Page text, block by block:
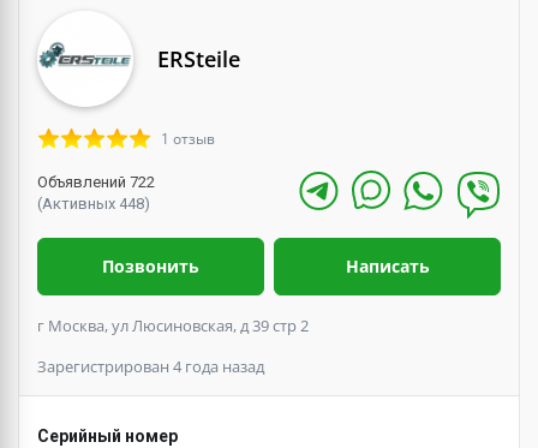
ERSteile
1 отзыв
Объявлений 722
(Активных 448)
Позвонить Написать
г Москва, ул Люсиновская, д 39 стр 2
Зарегистрирован 4 года назад
Серийный номер